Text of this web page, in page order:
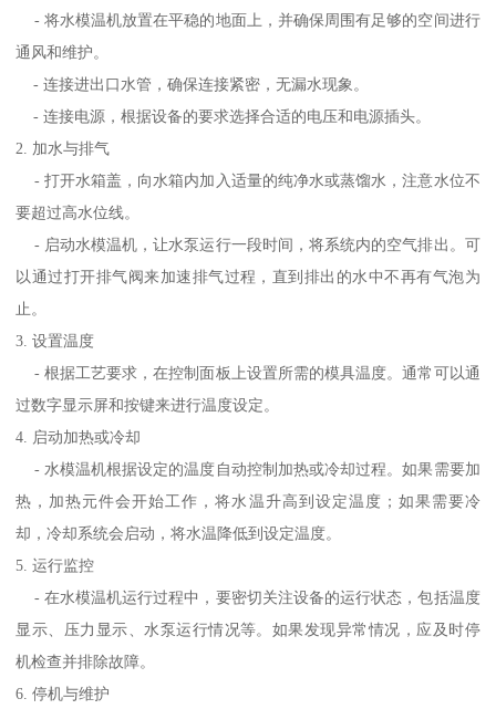
- 将水模温机放置在平稳的地面上，并确保周围有足够的空间进行
通风和维护。
- 连接进出口水管，确保连接紧密，无漏水现象。
- 连接电源，根据设备的要求选择合适的电压和电源插头。
2. 加水与排气
- 打开水箱盖，向水箱内加入适量的纯净水或蒸馏水，注意水位不
要超过高水位线。
- 启动水模温机，让水泵运行一段时间，将系统内的空气排出。可
以通过打开排气阀来加速排气过程，直到排出的水中不再有气泡为
止。
3. 设置温度
- 根据工艺要求，在控制面板上设置所需的模具温度。通常可以通
过数字显示屏和按键来进行温度设定。
4. 启动加热或冷却
- 水模温机根据设定的温度自动控制加热或冷却过程。如果需要加
热，加热元件会开始工作，将水温升高到设定温度；如果需要冷
却，冷却系统会启动，将水温降低到设定温度。
5. 运行监控
- 在水模温机运行过程中，要密切关注设备的运行状态，包括温度
显示、压力显示、水泵运行情况等。如果发现异常情况，应及时停
机检查并排除故障。
6. 停机与维护